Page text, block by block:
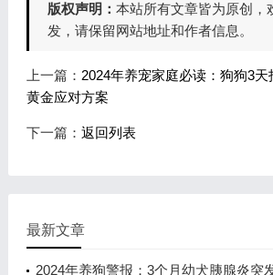
版权声明： 本站所有文章皆为原创，
发，请保留网站地址和作者信息。
上一篇： 2024年养宠家庭必读：狗狗3
黄金应对方案
下一篇： 返回列表
最新文章
2024年养狗警报：3个月幼犬胰腺炎突